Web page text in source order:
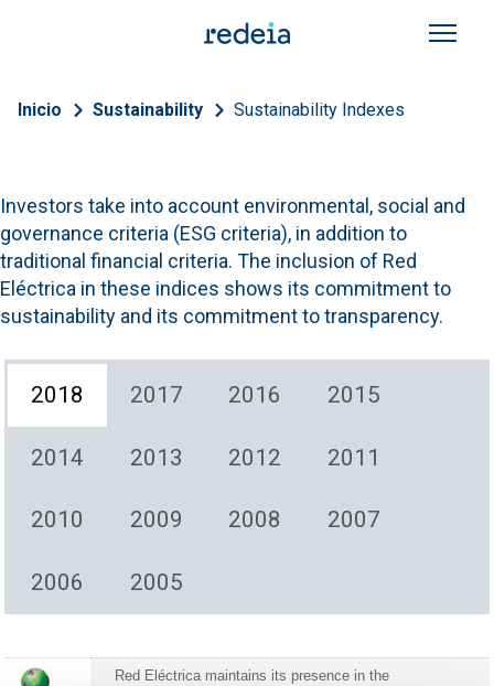
Breadcrumb
Inicio Sustainability Sustainability Indexes
Investors take into account environmental, social and
governance criteria (ESG criteria), in addition to
traditional financial criteria. The inclusion of Red
Eléctrica in these indices shows its commitment to
sustainability and its commitment to transparency.
2018 2017 2016 2015
2014 2013 2012 2011
2010 2009 2008 2007
2006 2005
Red Eléctrica maintains its presence in the